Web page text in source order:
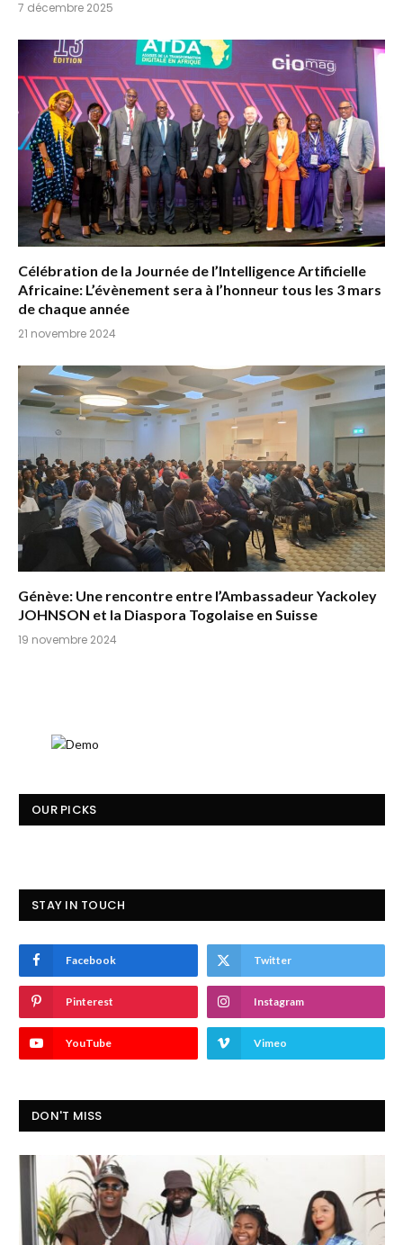
7 décembre 2025
Célébration de la Journée de l’Intelligence Artificielle
Africaine: L’évènement sera à l’honneur tous les 3 mars
de chaque année
21 novembre 2024
Génève: Une rencontre entre l’Ambassadeur Yackoley
JOHNSON et la Diaspora Togolaise en Suisse
19 novembre 2024
OUR PICKS
STAY IN TOUCH
Facebook Twitter
Pinterest Instagram
YouTube Vimeo
DON'T MISS